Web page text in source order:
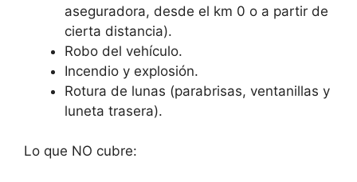
aseguradora, desde el km 0 o a partir de
cierta distancia).
Robo del vehículo.
Incendio y explosión.
Rotura de lunas (parabrisas, ventanillas y
luneta trasera).
Lo que NO cubre: